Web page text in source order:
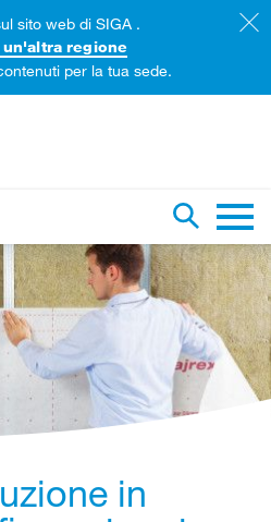
Ricerca
in
sito web di SIGA .
un'altra regione
per la tua sede.